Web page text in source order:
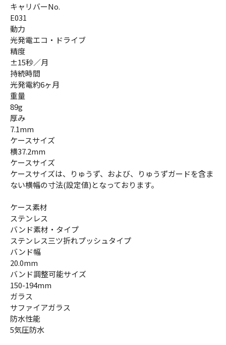
キャリバーNo.
E031
動力
光発電エコ・ドライブ
精度
±15秒／月
持続時間
光発電約6ヶ月
重量
89g
厚み
7.1mm
ケースサイズ
横37.2mm
ケースサイズ
ケースサイズは、りゅうず、および、りゅうずガードを含ま
ない横幅の寸法(設定値)となっております。
ケース素材
ステンレス
バンド素材・タイプ
ステンレス三ツ折れプッシュタイプ
バンド幅
20.0mm
バンド調整可能サイズ
150-194mm
ガラス
サファイアガラス
防水性能
5気圧防水